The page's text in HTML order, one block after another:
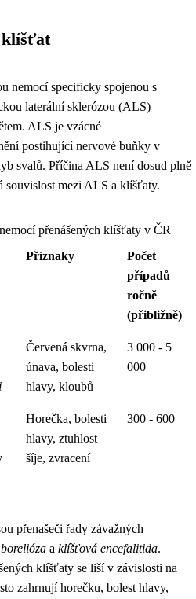
klíšťat
nemocí specificky spojenou s
laterální sklerózou (ALS)
ALS je vzácné
postihující nervové buňky v
svalů. Příčina ALS není dosud plně
souvislost mezi ALS a klíšťaty.
přenášených klíšťaty v ČR
Příznaky
Počet
případů
ročně
(přibližně)
Červená skvrna,
únava, bolesti
hlavy, kloubů
3 000 - 5
000
Horečka, bolesti
hlavy, ztuhlost
šíje, zvracení
300 - 600
přenašeči řady závažných
a klíšťová encefalitida.
klíšťaty se liší v závislosti na
zahrnují horečku, bolest hlavy,